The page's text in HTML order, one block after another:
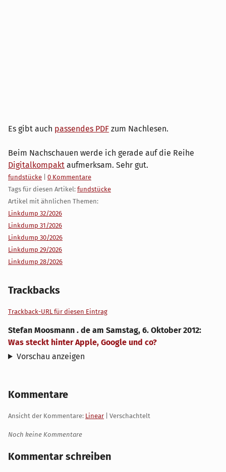
Es gibt auch passendes PDF zum Nachlesen.
Beim Nachschauen werde ich gerade auf die Reihe
Digitalkompakt aufmerksam. Sehr gut.
Kategorien:
fundstücke
0 Kommentare
Tags für diesen Artikel: fundstücke
Artikel mit ähnlichen Themen:
Linkdump 32/2026
Linkdump 31/2026
Linkdump 30/2026
Linkdump 29/2026
Linkdump 28/2026
Trackbacks
Trackback-URL für diesen Eintrag
Stefan Moosmann . de am Samstag, 6. Oktober 2012:
Was steckt hinter Apple, Google und co?
Vorschau anzeigen
Kommentare
Ansicht der Kommentare: Linear | Verschachtelt
Noch keine Kommentare
Kommentar schreiben